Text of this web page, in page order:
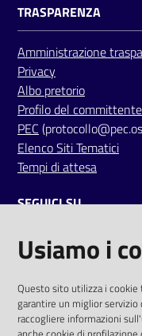
P
a
r
i
t
à
d
i
e
e
r
e
A
TRASPARENZA
Amministrazione
Privacy
Albo pretorio
Profilo del committente
PEC
Elenco Siti Tematici
Tempi di attesa
SEGUICI SU
twitterfacebook
AREA DIPENDENTI
Posta Elettronica
Usiamo i
Questo sito utilizza i cookie
garantire un miglior
raccogliere informazioni